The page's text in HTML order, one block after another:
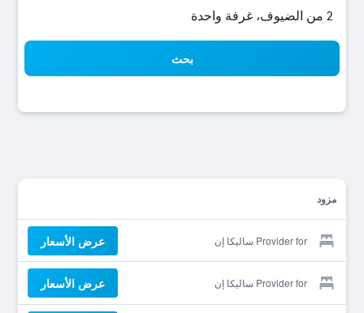
2 من الضيوف، غرفة واحدة
بحث
مزود
Provider for ساليكا إن عرض الأسعار
Provider for ساليكا إن عرض الأسعار